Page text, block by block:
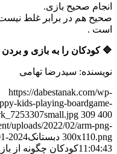
انجام صحیح بازی.
صحیح هم در برابر غلط
است .
🔷 کودکان را به بازی و
نویسنده: سیدرضا تهامی
https://dabestanak.com/wp-
kids-playing-boardgame-
309 400
uploads/2022/02/arm-png-
300x110.png دبستانک2024-01-30 11:02:52
11:04:43کودکان چگونه از